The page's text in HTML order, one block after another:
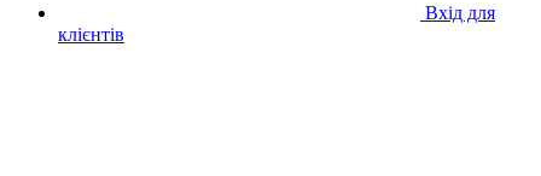
Вхід для
клієнтів